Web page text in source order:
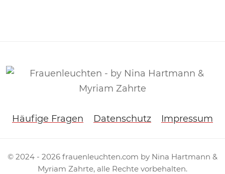
Häufige Fragen Datenschutz Impressum
© 2024 - 2026 frauenleuchten.com by Nina Hartmann &
Myriam Zahrte, alle Rechte vorbehalten.